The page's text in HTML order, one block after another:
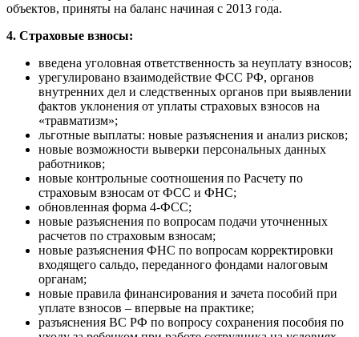
объектов, приняты на баланс начиная с 2013 года.
4. Страховые взносы:
введена уголовная ответственность за неуплату взносов;
урегулировано взаимодействие ФСС РФ, органов
внутренних дел и следственных органов при выявлении
фактов уклонения от уплаты страховых взносов на
«травматизм»;
льготные выплаты: новые разъяснения и анализ рисков;
новые возможности выверки персональных данных
работников;
новые контрольные соотношения по Расчету по
страховым взносам от ФСС и ФНС;
обновленная форма 4-ФСС;
новые разъяснения по вопросам подачи уточненных
расчетов по страховым взносам;
новые разъяснения ФНС по вопросам корректировки
входящего сальдо, переданного фондами налоговым
органам;
новые правила финансирования и зачета пособий при
уплате взносов – впервые на практике;
разъяснения ВС РФ по вопросу сохранения пособия по